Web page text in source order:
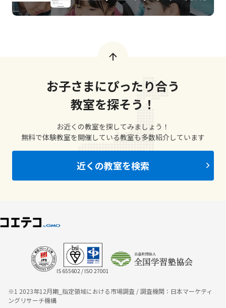
お子さまにぴったり合う
教室を探そう！
お近くの教室を探してみましょう！
無料で体験教室を開催している教室も多数紹介しています
近くの教室を検索
IS 655602 / ISO 27001
※1 2023年12月期_指定領域における市場調査 / 調査機関：日本マーケティ
ングリサーチ機構